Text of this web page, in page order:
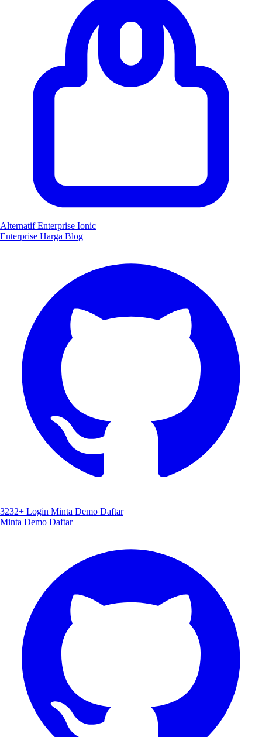
Alternatif Enterprise Ionic
Enterprise Harga Blog
3232+ Login Minta Demo Daftar
Minta Demo Daftar